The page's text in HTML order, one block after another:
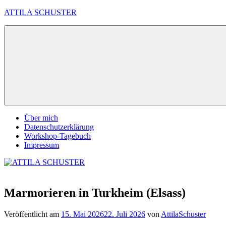
Zum
ATTILA SCHUSTER
Über mich
Datenschutzerklärung
Workshop-Tagebuch
Impressum
Marmorieren in Turkheim (Elsass)
Veröffentlicht am 15. Mai 202622. Juli 2026 von AttilaSchuster